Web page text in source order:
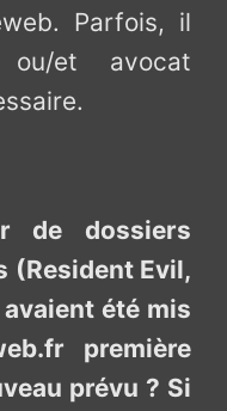
Parfois, il
et avocat
de dossiers
(Resident Evil,
été mis
première
prévu ? Si